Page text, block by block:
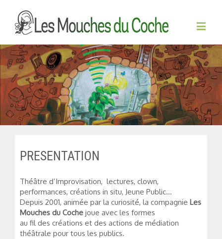
PRESENTATION
Théâtre d’Improvisation, lectures, clown,
performances, créations in situ, Jeune Public…
Depuis 2001, animée par la curiosité, la compagnie Les
Mouches du Coche joue avec les formes
au fil des créations et des actions de médiation
théâtrale pour tous les publics.